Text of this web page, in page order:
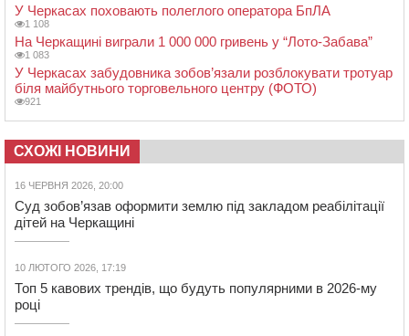
У Черкасах поховають полеглого оператора БпЛА
1 108
На Черкащині виграли 1 000 000 гривень у “Лото-Забава”
1 083
У Черкасах забудовника зобов’язали розблокувати тротуар
біля майбутнього торговельного центру (ФОТО)
921
СХОЖІ НОВИНИ
16 ЧЕРВНЯ 2026, 20:00
Суд зобов’язав оформити землю під закладом реабілітації
дітей на Черкащині
10 ЛЮТОГО 2026, 17:19
Топ 5 кавових трендів, що будуть популярними в 2026-му
році